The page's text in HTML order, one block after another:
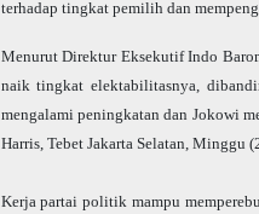
terhadap tingkat pemilih dan
Menurut Direktur Eksekutif Indo
naik tingkat elektabilitasnya,
mengalami peningkatan dan Jokowi
Harris, Tebet Jakarta Selatan, Minggu
Kerja partai politik mampu